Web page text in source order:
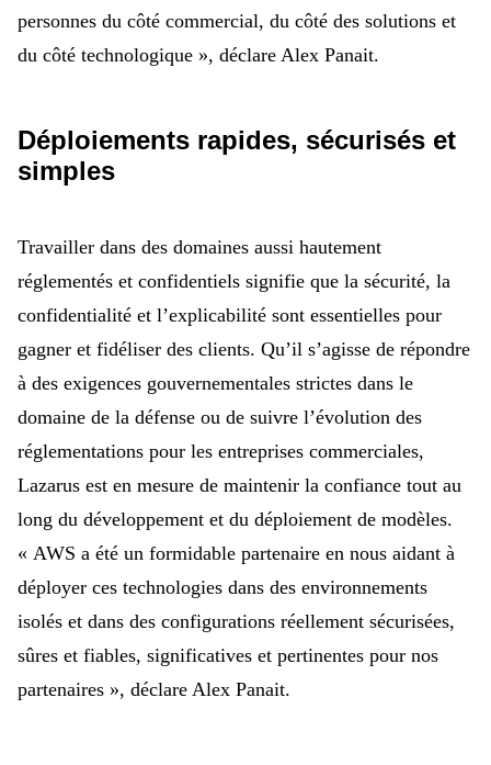
personnes du côté commercial, du côté des solutions et
du côté technologique », déclare Alex Panait.
Déploiements rapides, sécurisés et
simples
Travailler dans des domaines aussi hautement
réglementés et confidentiels signifie que la sécurité, la
confidentialité et l’explicabilité sont essentielles pour
gagner et fidéliser des clients. Qu’il s’agisse de répondre
à des exigences gouvernementales strictes dans le
domaine de la défense ou de suivre l’évolution des
réglementations pour les entreprises commerciales,
Lazarus est en mesure de maintenir la confiance tout au
long du développement et du déploiement de modèles.
« AWS a été un formidable partenaire en nous aidant à
déployer ces technologies dans des environnements
isolés et dans des configurations réellement sécurisées,
sûres et fiables, significatives et pertinentes pour nos
partenaires », déclare Alex Panait.